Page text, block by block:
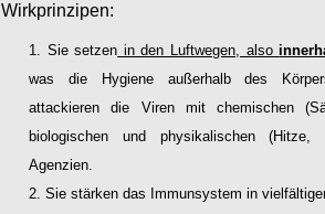
Wirkprinzipen:
Sie setzen in den Luftwegen, also
was die Hygiene außerhalb des
attackieren die Viren mit chemischen
biologischen und physikalischen (Hitze,
Agenzien.
Sie stärken das Immunsystem in